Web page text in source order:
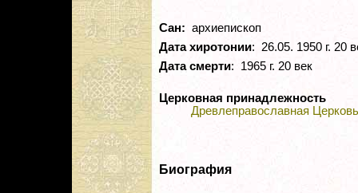
Сан: архиепископ
Дата хиротонии: 26.05. 1950 г. 20
Дата смерти: 1965 г. 20 век
Церковная принадлежность
Древлеправославная Церковь
Биография